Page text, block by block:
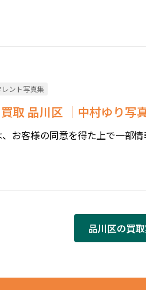
レント写真集
取 品川区 ｜中村ゆり
お客様の同意を得た上で一部
品川区の買